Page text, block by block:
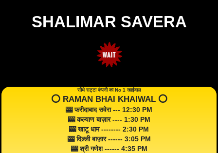
SHALIMAR SAVERA
सीधे सट्टा कंपनी का No 1 खाईवाल
⭕️ RAMAN BHAI KHAIWAL ⭕️
🎰 फरीदाबाद सवेरा --- 12:30 PM
🎰 कल्याण बाज़ार ---- 1:30 PM
🎰 खाटू धाम -------- 2:30 PM
🎰 दिल्ली बाज़ार ------ 3:05 PM
🎰 श्री गणेश ------ 4:35 PM